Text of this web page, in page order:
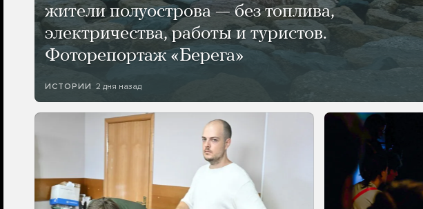
жители полуострова — без топлива,
электричества, работы и туристов.
Фоторепортаж «Берега»
ИСТОРИИ 2 дня назад